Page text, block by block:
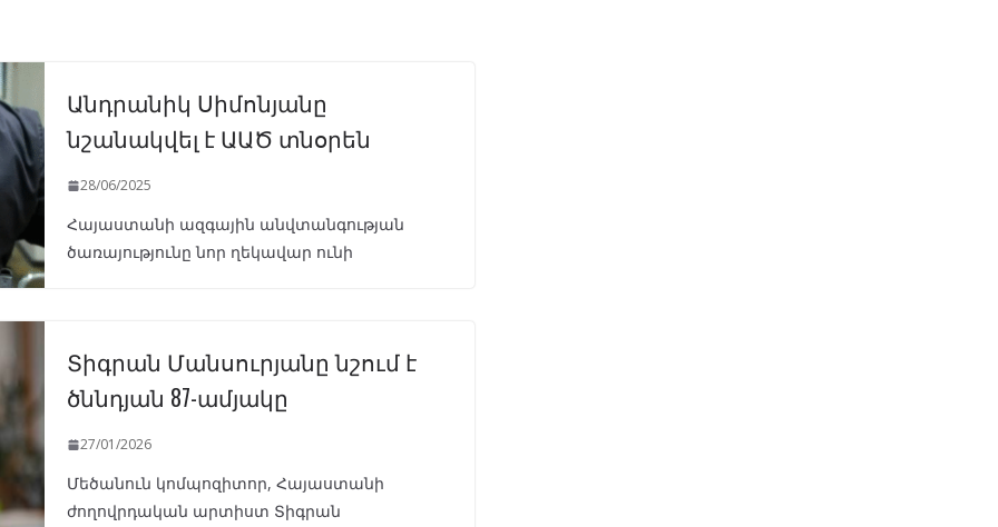
Անդրանիկ Սիմոնյանը
նշանակվել է ԱԱԾ տնօրեն
28/06/2025
Հայաստանի ազգային անվտանգության
ծառայությունը նոր ղեկավար ունի
Տիգրան Մանսուրյանը նշում է
ծննդյան 87-ամյակը
27/01/2026
Մեծանուն կոմպոզիտոր, Հայաստանի
ժողովրդական արտիստ Տիգրան